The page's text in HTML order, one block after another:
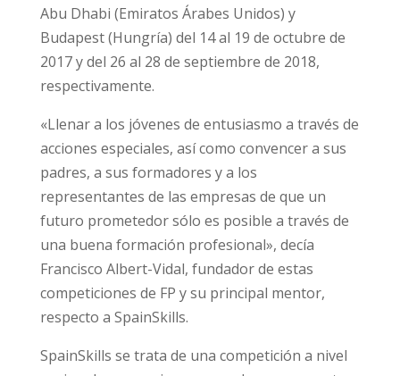
Abu Dhabi (Emiratos Árabes Unidos) y
Budapest (Hungría) del 14 al 19 de octubre de
2017 y del 26 al 28 de septiembre de 2018,
respectivamente.
«Llenar a los jóvenes de entusiasmo a través de
acciones especiales, así como convencer a sus
padres, a sus formadores y a los
representantes de las empresas de que un
futuro prometedor sólo es posible a través de
una buena formación profesional», decía
Francisco Albert-Vidal, fundador de estas
competiciones de FP y su principal mentor,
respecto a SpainSkills.
SpainSkills se trata de una competición a nivel